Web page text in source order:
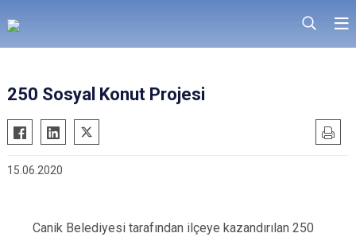
250 Sosyal Konut Projesi
15.06.2020
Canik Belediyesi tarafından ilçeye kazandırılan 250